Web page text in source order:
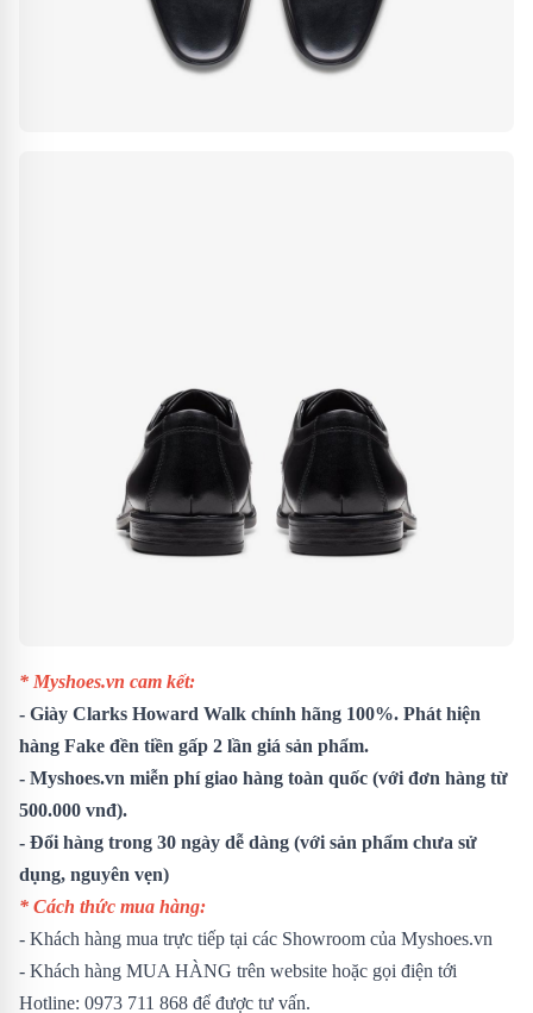
* Myshoes.vn cam kết:
- Giày Clarks Howard Walk chính hãng 100%. Phát hiện
hàng Fake đền tiền gấp 2 lần giá sản phẩm.
- Myshoes.vn miễn phí giao hàng toàn quốc (với đơn hàng từ
500.000 vnđ).
- Đổi hàng trong 30 ngày dễ dàng (với sản phẩm chưa sử
dụng, nguyên vẹn)
* Cách thức mua hàng:
- Khách hàng mua trực tiếp tại các Showroom của Myshoes.vn
- Khách hàng MUA HÀNG trên website hoặc gọi điện tới
Hotline: 0973 711 868 để được tư vấn.